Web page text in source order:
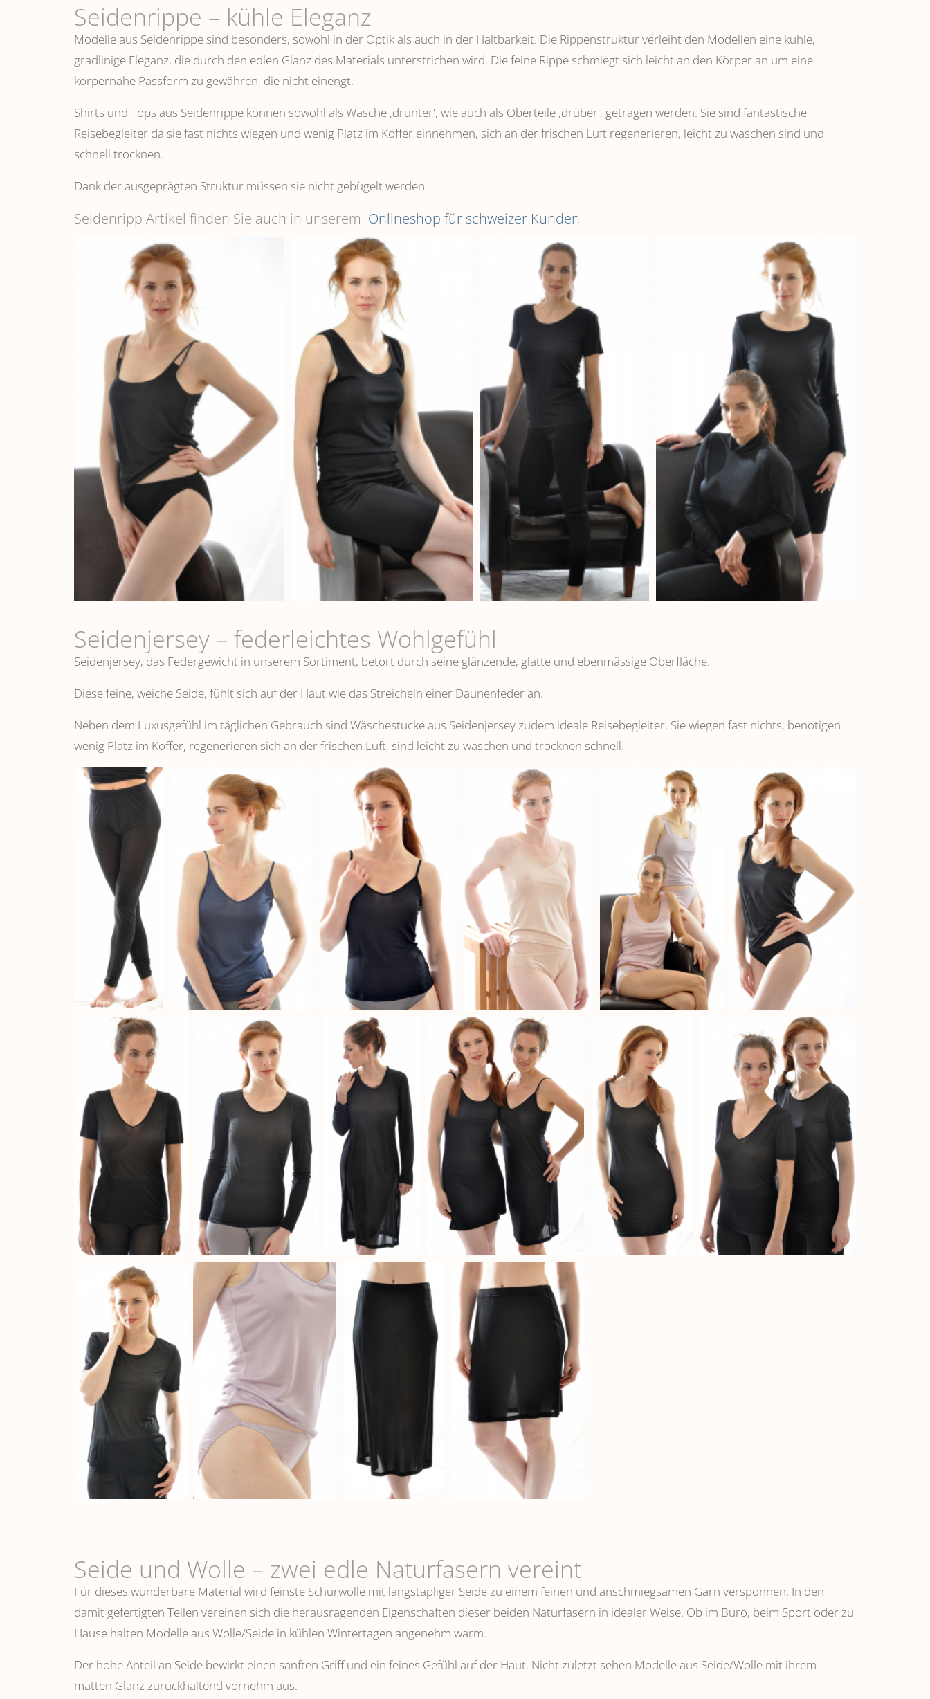
Seidenrippe­ – kühle Eleganz
Modelle aus Seidenrippe sind besonders, sowohl in der Optik als auch in der Haltbarkeit. Die Rippenstruktur verleiht den Modellen eine kühle,
gradlinige Eleganz, die durch den edlen Glanz des Materials unterstrichen wird. Die feine Rippe schmiegt sich leicht an den Körper an um eine
körpernahe Passform zu gewähren, die nicht einengt.
Shirts und Tops aus Seidenrippe können sowohl als Wäsche ,drunter', wie auch als Oberteile ‚drüber', getragen werden. Sie sind fantastische
Reisebegleiter da sie fast nichts wiegen und wenig Platz im Koffer einnehmen, sich an der frischen Luft regenerieren, leicht zu waschen sind und
schnell trocknen.
Dank der ausgeprägten Struktur müssen sie nicht gebügelt werden.
Seidenripp Artikel finden Sie auch in unserem Onlineshop für schweizer Kunden
Seidenjersey – federleichtes Wohlgefühl
Seidenjersey, das Federgewicht in unserem Sortiment, betört durch seine glänzende, glatte und ebenmässige Oberfläche.
Diese feine, weiche Seide, fühlt sich auf der Haut wie das Streicheln einer Daunenfeder an.
Neben dem Luxusgefühl im täglichen Gebrauch sind Wäschestücke aus Seidenjersey zudem ideale Reisebegleiter. Sie wiegen fast nichts, benötigen
wenig Platz im Koffer, regenerieren sich an der frischen Luft, sind leicht zu waschen und trocknen schnell.
Seide und Wolle – zwei edle Naturfasern vereint
Für dieses wunderbare Material wird feinste Schurwolle mit langstapliger Seide zu einem feinen und anschmiegsamen Garn versponnen. In den
damit gefertigten Teilen vereinen sich die herausragenden Eigenschaften dieser beiden Naturfasern in idealer Weise. Ob im Büro, beim Sport oder zu
Hause halten Modelle aus Wolle/Seide in kühlen Wintertagen angenehm warm.
Der hohe Anteil an Seide bewirkt einen sanften Griff und ein feines Gefühl auf der Haut. Nicht zuletzt sehen Modelle aus Seide/Wolle mit ihrem
matten Glanz zurückhaltend vornehm aus.